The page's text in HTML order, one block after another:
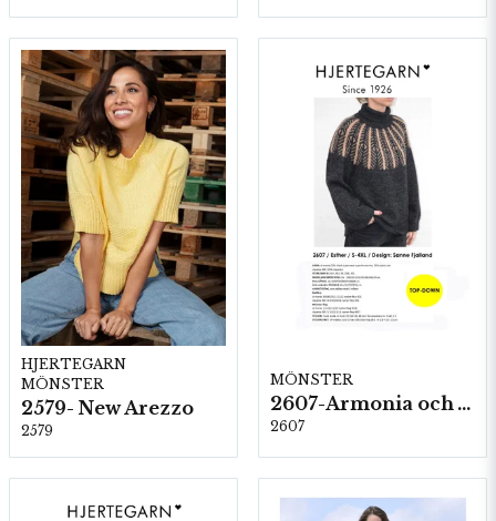
HJERTEGARN
MÖNSTER
2579- New Arezzo
2579
MÖNSTER
2607-Armonia och Alpaca 400
2607